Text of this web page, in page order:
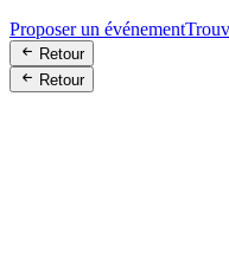
Proposer un événement
Retour
Retour